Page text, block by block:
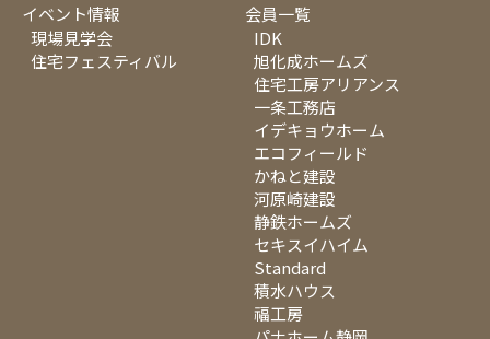
イベント情報
現場見学会
住宅フェスティバル
会員一覧
IDK
旭化成ホームズ
住宅工房アリアンス
一条工務店
イデキョウホーム
エコフィールド
かねと建設
河原崎建設
静鉄ホームズ
セキスイハイム
Standard
積水ハウス
福工房